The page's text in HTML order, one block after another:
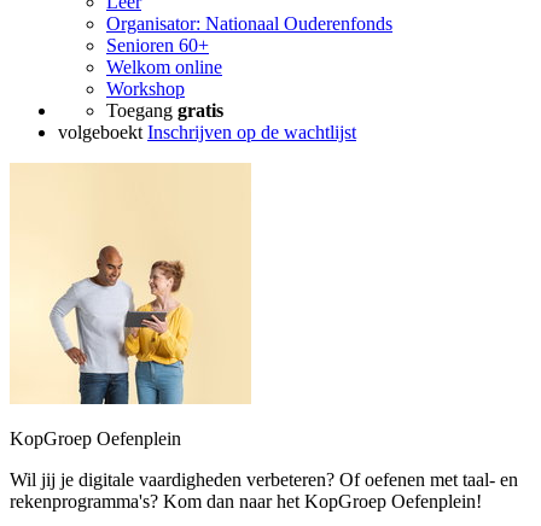
Organisator: Nationaal Ouderenfonds
Senioren 60+
Welkom online
Workshop
Toegang gratis
volgeboekt Inschrijven op de wachtlijst
KopGroep Oefenplein
Wil jij je digitale vaardigheden verbeteren? Of oefenen met taal- en
rekenprogramma's? Kom dan naar het KopGroep Oefenplein!